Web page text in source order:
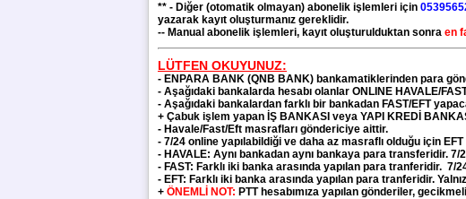
** - Diğer (otomatik olmayan) abonelik işlemleri için
yazarak kayıt oluşturmanız gereklidir.
-- Manual abonelik işlemleri, kayıt oluşturulduktan sonra en
LÜTFEN OKUYUNUZ:
- ENPARA BANK (QNB BANK) bankamatiklerinden para
- Aşağıdaki bankalarda hesabı olanlar ONLINE HAVALE/
- Aşağıdaki bankalardan farklı bir bankadan FAST/EFT
+ Çabuk işlem yapan İŞ BANKASI veya YAPI KREDİ
- Havale/Fast/Eft masrafları göndericiye aittir.
- 7/24 online yapılabildiği ve daha az masraflı olduğu için
- HAVALE: Aynı bankadan aynı bankaya para transferidir. 7/
- FAST: Farklı iki banka arasında yapılan para tranferidir. 7/
- EFT: Farklı iki banka arasında yapılan para tranferidir.
+ ÖNEMLİ NOT: PTT hesabımıza yapılan gönderiler,